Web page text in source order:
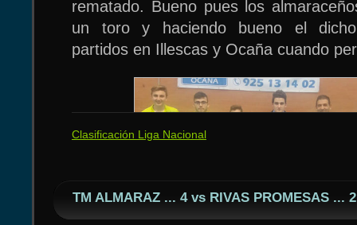
Los pequeños del Almaraz jugaron
hasta en cuatro ocasiones al
Fifere no pudieron pasar de cuartos
rematado. Bueno pues los
un toro y haciendo bueno el
partidos en Illescas y Ocaña cuando
Clasificación Liga Nacional
TM ALMARAZ ... 4 vs RIVAS PROMESAS ... 2